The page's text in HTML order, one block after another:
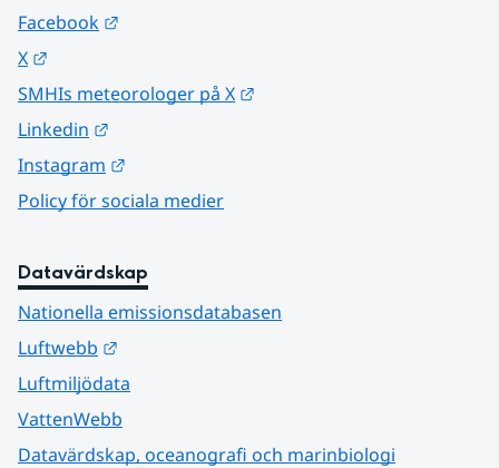
Facebook
X
SMHIs meteorologer på X
Linkedin
Instagram
Policy för sociala medier
Datavärdskap
Nationella emissionsdatabasen
Luftwebb
Luftmiljödata
VattenWebb
Datavärdskap, oceanografi och marinbiologi